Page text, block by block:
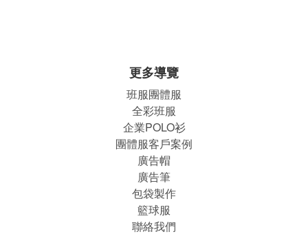
更多導覽
班服團體服
全彩班服
企業POLO衫
團體服客戶案例
廣告帽
廣告筆
包袋製作
籃球服
聯絡我們